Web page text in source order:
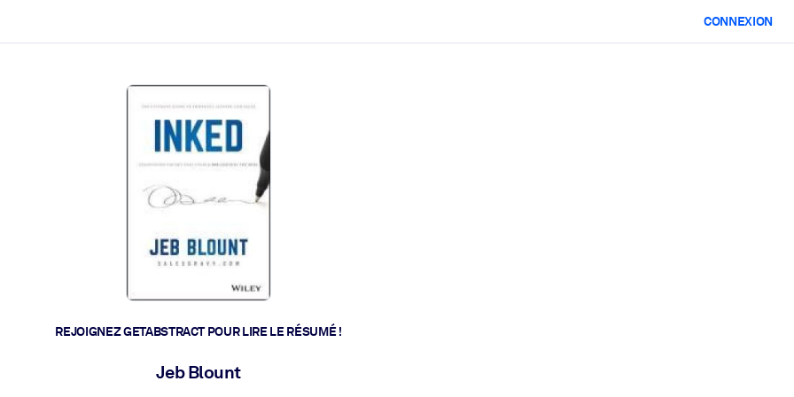
CONNEXION
REJOIGNEZ GETABSTRACT POUR LIRE LE RÉSUMÉ !
Jeb Blount